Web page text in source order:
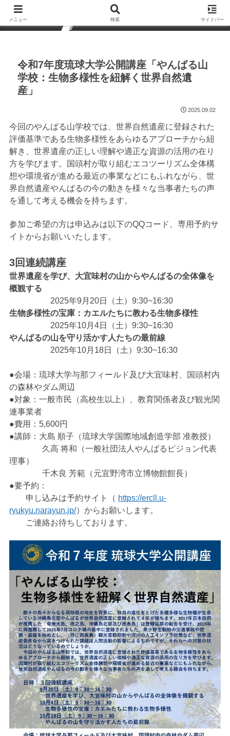
令和7年度琉球大学公開講座「やんばる山
学校：生物多様性を紐解く世界自然遺
産」
2025.09.02
今回のやんばる山学校では、世界自然遺産に登録された
評価基準である生物多様性をあらゆるアプローチから紐
解き、世界遺産の正しい理解や適正な資源の活用の在り
方を学びます。国頭村が取り組むエコツーリズム全体構
想や環境省が進める最近の事業などにもふれながら、世
界自然遺産やんばるの今の動きを様々な当事者たちの声
を通して考える機会を持ちます。
参加ご希望の方は申込みは以下のQQコード、専用予約サ
イトからお願いいたします。
3回連続講座
世界遺産を学び、大宜味村の山からやんばるの全体像を
概観する
2025年9月20日（土）9:30~16:30
生物多様性の宝庫：カエルたちに教わる生物多様性
2025年10月4日（土）9:30~16:30
やんばるの山を守り活かす人たちの最前線
2025年10月18日（土）9:30~16:30
●会場：琉球大学与那フィールド及び大宜味村、国頭村内
の森林やダム周辺
●対象：一般市民（高校生以上）、教育関係者及び観光関
連事業者
●費用：5,600円
●講師：大島 順子（琉球大学国際地域創造学部 准教授）
久高 将和（一般社団法人やんばるビジョン代表
理事）
千木良 芳範（元宜野湾市立博物館館長）
●要予約：
申し込みは予約サイト（ https://ercll.u-
ryukyu.narayun.jp/）からお願いします。
ご連絡お待ちしております。
メニュー 検索 サイドバー